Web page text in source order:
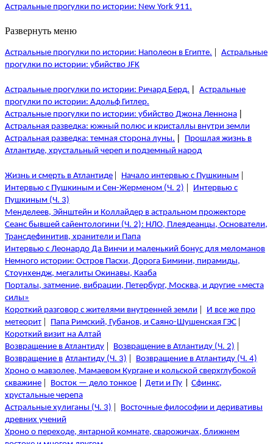
Астральные прогулки по истории: New York 911.
Развернуть меню
Астральные прогулки по истории: Наполеон в Египте. | Астральные
прогулки по истории: убийство JFK
Астральные прогулки по истории: Ричард Берд. | Астральные
прогулки по истории: Адольф Гитлер.
Астральные прогулки по истории: убийство Джона Леннона |
Астральная разведка: южный полюс и кристаллы внутри земли
Астральная разведка: темная сторона луны. |
Прошлая жизнь в
Атлантиде, хрустальный череп и подземный народ
Жизнь и смерть в Атлантиде Начало интервью с Пушкиным
Интервью с Пушкиным и Сен-Жерменом (Ч. 2)
Интервью с
Пушкиным (Ч. 3)
Менделеев, Эйнштейн и Коллайдер в астральном прожекторе
Сеанс бывшей сайентологини (Ч. 2): НЛО, Плеядеанцы, Основатели,
Трансдефинитив, хранители и Папа
Интервью с Леонардо Да Винчи и маленький бонус для меломанов
Немного истории: Остров Пасхи, Дорога Бимини, пирамиды,
Стоунхендж, мегалиты Окинавы, Кааба
Порталы, затмение, вибрации, Петербург, Москва, и другие «места
силы»
Короткий разговор с жителями внутренней земли
И все же про
метеорит
Папа Римский, Губанов, и Саяно-Шушенская ГЭС
Короткий визит на Алтай
Возвращение в Атлантиду
Возвращение в Атлантиду (Ч. 2)
Возвращение в Атлантиду (Ч. 3)
Возвращение в Атлантиду (Ч. 4)
Хроно о мавзолее, Мамаевом Кургане и кольской сверхглубокой
скважине
Восток — дело тонкое Дети и Пу
Сфинкс,
хрустальные черепа
Астральные хулиганы (Ч. 3)
Восточные философии и деривативы
древних учений
Хроно о переходе, янтарной комнате, сварожичах, ближнем